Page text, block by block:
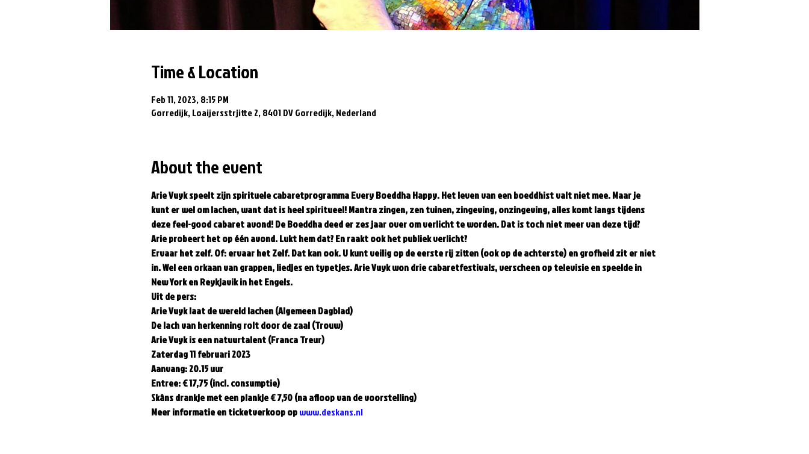
Time & Location
Feb 11, 2023, 8:15 PM
Gorredijk, Loaijersstrjitte 2, 8401 DV Gorredijk, Nederland
About the event
Arie Vuyk speelt zijn spirituele cabaretprogramma Every Boeddha Happy. Het leven van een boeddhist valt niet mee. Maar je
kunt er wel om lachen, want dat is heel spiritueel! Mantra zingen, zen tuinen, zingeving, onzingeving, alles komt langs tijdens
deze feel-good cabaret avond! De Boeddha deed er zes jaar over om verlicht te worden. Dat is toch niet meer van deze tijd?
Arie probeert het op één avond. Lukt hem dat? En raakt ook het publiek verlicht?
Ervaar het zelf. Of: ervaar het Zelf. Dat kan ook. U kunt veilig op de eerste rij zitten (ook op de achterste) en grofheid zit er niet
in. Wel een orkaan van grappen, liedjes en typetjes. Arie Vuyk won drie cabaretfestivals, verscheen op televisie en speelde in
New York en Reykjavik in het Engels.
Uit de pers:
Arie Vuyk laat de wereld lachen (Algemeen Dagblad)
De lach van herkenning rolt door de zaal (Trouw)
Arie Vuyk is een natuurtalent (Franca Treur)
Zaterdag 11 februari 2023
Aanvang: 20.15 uur
Entree: € 17,75 (incl. consumptie)
Skâns drankje met een plankje € 7,50 (na afloop van de voorstelling)
Meer informatie en ticketverkoop op www.deskans.nl